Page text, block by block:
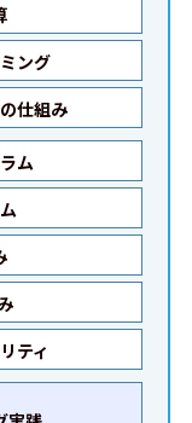
ング
仕組み
ム
ティ